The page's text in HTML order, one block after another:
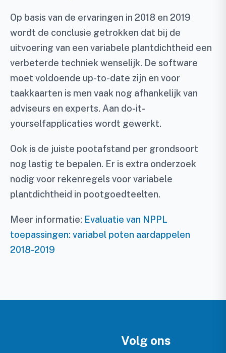
Op basis van de ervaringen in 2018 en 2019
wordt de conclusie getrokken dat bij de
uitvoering van een variabele plantdichtheid een
verbeterde techniek wenselijk. De software
moet voldoende up-to-date zijn en voor
taakkaarten is men vaak nog afhankelijk van
adviseurs en experts. Aan do-it-
yourselfapplicaties wordt gewerkt.
Ook is de juiste pootafstand per grondsoort
nog lastig te bepalen. Er is extra onderzoek
nodig voor rekenregels voor variabele
plantdichtheid in pootgoedteelten.
Meer informatie: Evaluatie van NPPL
toepassingen: variabel poten aardappelen
2018-2019
Volg ons